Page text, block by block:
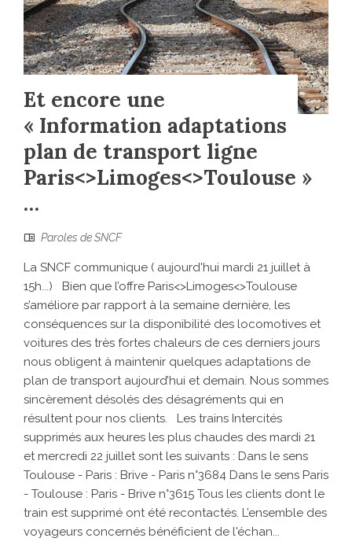
Et encore une
« Information adaptations
plan de transport ligne
Paris<>Limoges<>Toulouse »
…
Paroles de SNCF
La SNCF communique ( aujourd'hui mardi 21 juillet à
15h...) Bien que l’offre Paris<>Limoges<>Toulouse
s’améliore par rapport à la semaine dernière, les
conséquences sur la disponibilité des locomotives et
voitures des très fortes chaleurs de ces derniers jours
nous obligent à maintenir quelques adaptations de
plan de transport aujourd’hui et demain. Nous sommes
sincèrement désolés des désagréments qui en
résultent pour nos clients. Les trains Intercités
supprimés aux heures les plus chaudes des mardi 21
et mercredi 22 juillet sont les suivants : Dans le sens
Toulouse - Paris : Brive - Paris n°3684 Dans le sens Paris
- Toulouse : Paris - Brive n°3615 Tous les clients dont le
train est supprimé ont été recontactés. L’ensemble des
voyageurs concernés bénéficient de l'échan...